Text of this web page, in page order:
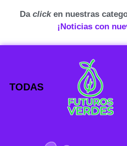
Da clicken nuestras
¡Noticias con
TODAS